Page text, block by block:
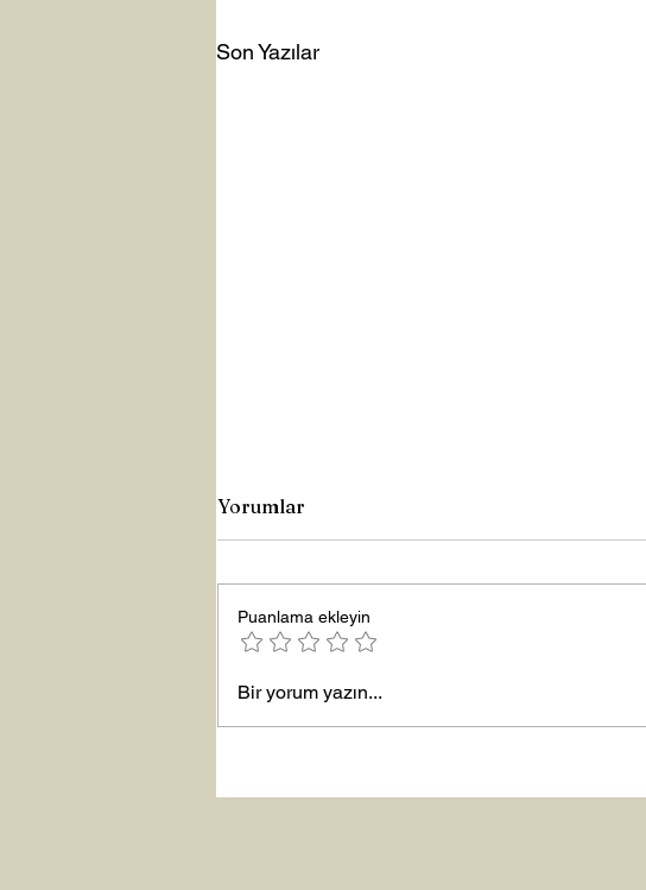
Son Yazılar
Yorumlar
Puanlama ekleyin
Bir yorum yazın...